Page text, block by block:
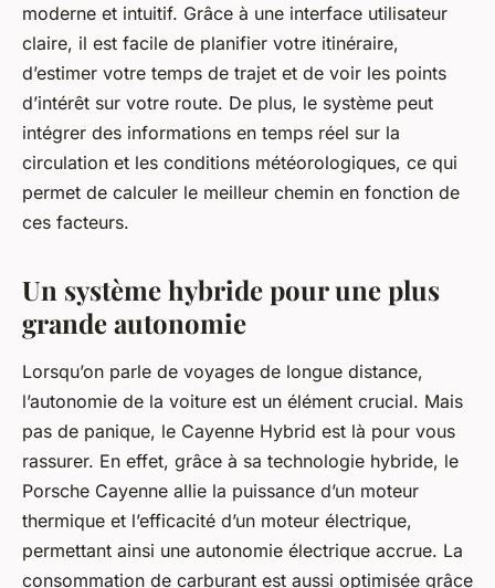
moderne et intuitif. Grâce à une interface utilisateur
claire, il est facile de planifier votre itinéraire,
d’estimer votre temps de trajet et de voir les points
d’intérêt sur votre route. De plus, le système peut
intégrer des informations en temps réel sur la
circulation et les conditions météorologiques, ce qui
permet de calculer le meilleur chemin en fonction de
ces facteurs.
Un système hybride pour une plus
grande autonomie
Lorsqu’on parle de voyages de longue distance,
l’autonomie de la voiture est un élément crucial. Mais
pas de panique, le Cayenne Hybrid est là pour vous
rassurer. En effet, grâce à sa technologie hybride, le
Porsche Cayenne allie la puissance d’un moteur
thermique et l’efficacité d’un moteur électrique,
permettant ainsi une autonomie électrique accrue. La
consommation de carburant est aussi optimisée grâce